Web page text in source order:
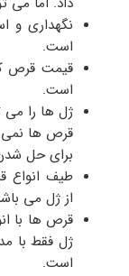
نگهداری و
است.
قیمت قرص
است.
ژل ها را می
قرص ها نمی
برای حل
طیف انواع
از ژل می
قرص ها با
ژل فقط با
است.